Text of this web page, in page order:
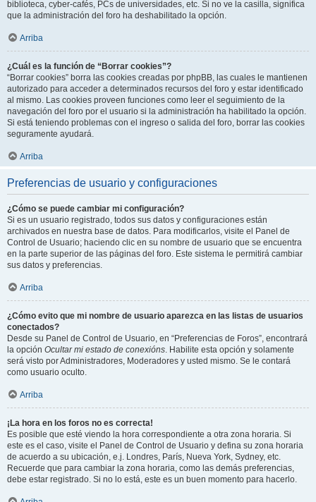
biblioteca, cyber-cafés, PCs de universidades, etc. Si no ve la casilla, significa
que la administración del foro ha deshabilitado la opción.
Arriba
¿Cuál es la función de “Borrar cookies”?
“Borrar cookies” borra las cookies creadas por phpBB, las cuales le mantienen
autorizado para acceder a determinados recursos del foro y estar identificado
al mismo. Las cookies proveen funciones como leer el seguimiento de la
navegación del foro por el usuario si la administración ha habilitado la opción.
Si está teniendo problemas con el ingreso o salida del foro, borrar las cookies
seguramente ayudará.
Arriba
Preferencias de usuario y configuraciones
¿Cómo se puede cambiar mi configuración?
Si es un usuario registrado, todos sus datos y configuraciones están
archivados en nuestra base de datos. Para modificarlos, visite el Panel de
Control de Usuario; haciendo clic en su nombre de usuario que se encuentra
en la parte superior de las páginas del foro. Este sistema le permitirá cambiar
sus datos y preferencias.
Arriba
¿Cómo evito que mi nombre de usuario aparezca en las listas de usuarios
conectados?
Desde su Panel de Control de Usuario, en “Preferencias de Foros”, encontrará
la opción Ocultar mi estado de conexións. Habilite esta opción y solamente
será visto por Administradores, Moderadores y usted mismo. Se le contará
como usuario oculto.
Arriba
¡La hora en los foros no es correcta!
Es posible que esté viendo la hora correspondiente a otra zona horaria. Si
este es el caso, visite el Panel de Control de Usuario y defina su zona horaria
de acuerdo a su ubicación, e.j. Londres, París, Nueva York, Sydney, etc.
Recuerde que para cambiar la zona horaria, como las demás preferencias,
debe estar registrado. Si no lo está, este es un buen momento para hacerlo.